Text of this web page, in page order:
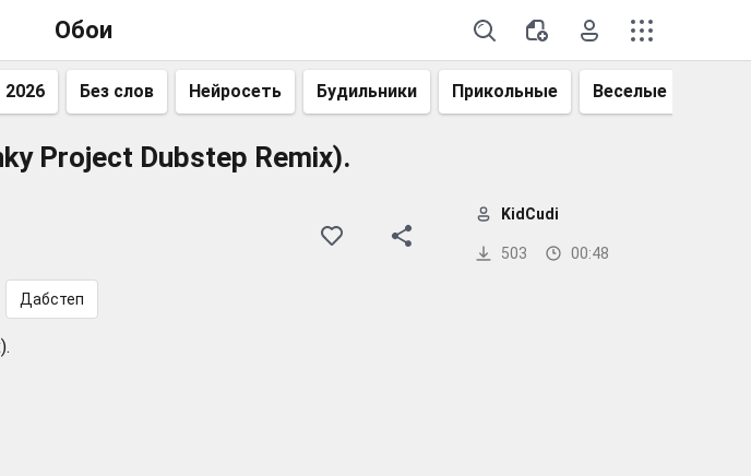
Обои
2026 Без слов Нейросеть Будильники Прикольные Веселые
Project Dubstep Remix).
503 00:48
KidCudi
Дабстеп